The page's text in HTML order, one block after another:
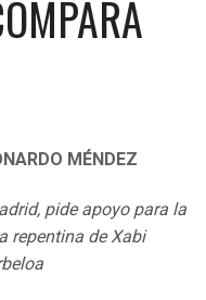
MÉNDEZ
pide apoyo para la
repentina de Xabi